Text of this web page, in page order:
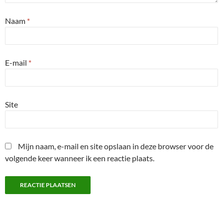
Naam *
E-mail *
Site
Mijn naam, e-mail en site opslaan in deze browser voor de
volgende keer wanneer ik een reactie plaats.